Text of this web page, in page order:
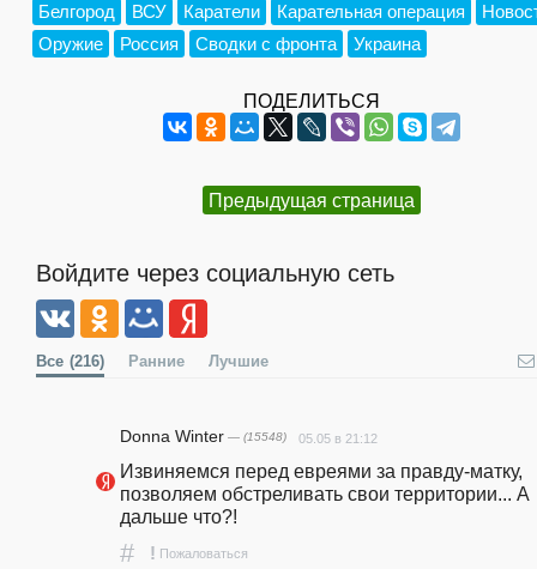
Белгород ВСУ Каратели Карательная операция
Оружие
Россия Сводки с фронта Украина
ПОДЕЛИТЬСЯ
Предыдущая страница
Войдите через социальную сеть
Все (216) Ранние Лучшие
Donna Winter — (15548) 05.05 в 21:12
Извиняемся перед евреями за правду-матку,
позволяем обстреливать свои территории... А
дальше что?!
# ! Пожаловаться